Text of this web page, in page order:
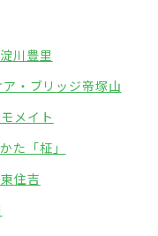
川豊里
ア・ブリッジ帝塚山
メイト
た「柾」
住吉